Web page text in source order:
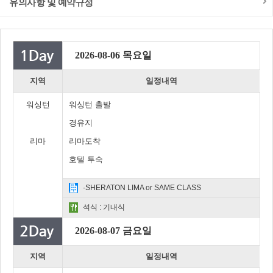
2026-08-06 목요일
지역 일정내역
워싱턴
리마
워싱턴 출발
경유지
리마도착
호텔 투숙
·SHERATON LIMA or SAME CLASS
석식 : 기내식
2026-08-07 금요일
지역 일정내역